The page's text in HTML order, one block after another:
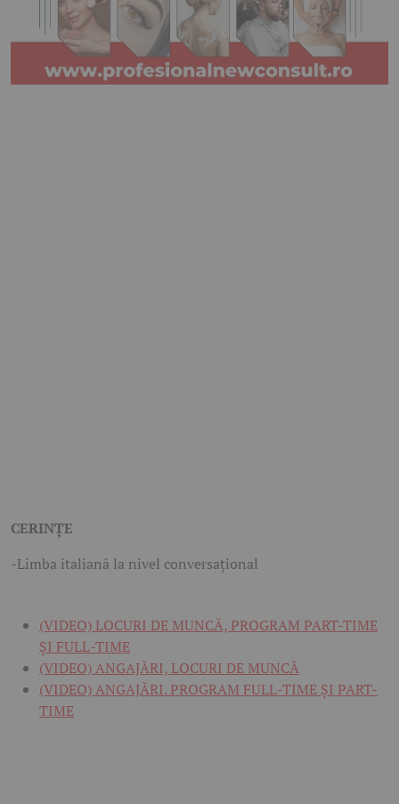
CERINŢE
-Limba italiană la nivel conversaţional
(VIDEO) LOCURI DE MUNCĂ, PROGRAM PART-TIME
ȘI FULL-TIME
(VIDEO) ANGAJĂRI, LOCURI DE MUNCĂ
(VIDEO) ANGAJĂRI. PROGRAM FULL-TIME ȘI PART-
TIME